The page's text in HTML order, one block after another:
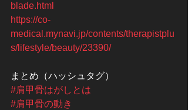
blade.html
https://co-
medical.mynavi.jp/contents/therapistplu
s/lifestyle/beauty/23390/
まとめ（ハッシュタグ）
#肩甲骨はがしとは
#肩甲骨の動き